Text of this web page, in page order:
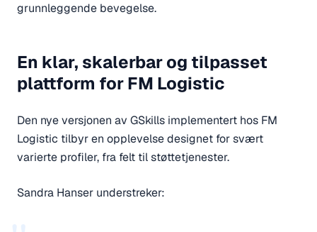
grunnleggende bevegelse.
En klar, skalerbar og tilpasset
plattform for FM Logistic
Den nye versjonen av GSkills implementert hos FM
Logistic tilbyr en opplevelse designet for svært
varierte profiler, fra felt til støttetjenester.
Sandra Hanser understreker: